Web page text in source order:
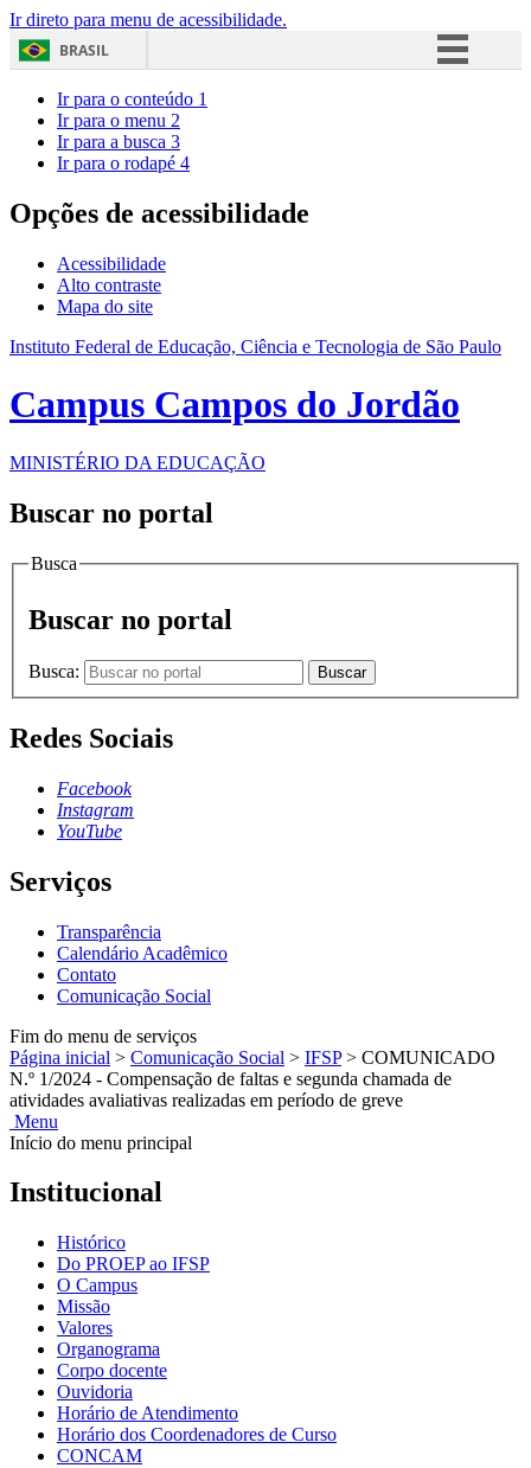
Ir direto para menu de acessibilidade.
BRASIL
Acesso à informação
Ir para o conteúdo 1
Ir para o menu 2
Ir para a busca 3
Ir para o rodapé 4
Opções de acessibilidade
Acessibilidade
Alto contraste
Mapa do site
Instituto Federal de Educação, Ciência e Tecnologia de São Paulo
Campus Campos do Jordão
MINISTÉRIO DA EDUCAÇÃO
Buscar no portal
Busca
Buscar no portal
Busca: Buscar
Redes Sociais
Facebook
Instagram
YouTube
Serviços
Transparência
Calendário Acadêmico
Contato
Comunicação Social
Fim do menu de serviços
Página inicial > Comunicação Social > IFSP > COMUNICADO
N.º 1/2024 - Compensação de faltas e segunda chamada de
atividades avaliativas realizadas em período de greve
Menu
Início do menu principal
Institucional
Histórico
Do PROEP ao IFSP
O Campus
Missão
Valores
Organograma
Corpo docente
Ouvidoria
Horário de Atendimento
Horário dos Coordenadores de Curso
CONCAM